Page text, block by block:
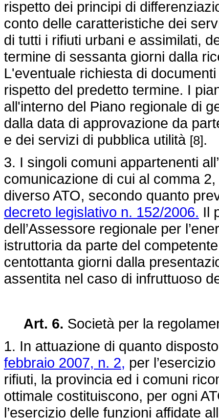
rispetto dei principi di
conto delle caratteristiche dei
di tutti i rifiuti urbani e assimilati,
termine di sessanta giorni dalla
L'eventuale richiesta di
rispetto del predetto termine. I
all'interno del Piano regionale di
dalla data di approvazione da
e dei servizi di pubblica utilità [8].
3. I singoli comuni appartenenti
comunicazione di cui al comma
diverso ATO, secondo quanto
decreto legislativo n. 152/2006. Il
dell’Assessore regionale per
istruttoria da parte del
centottanta giorni dalla
assentita nel caso di infruttuoso
Art. 6. Società per la
1. In attuazione di quanto
febbraio 2007, n. 2, per
rifiuti, la provincia ed i comuni
ottimale costituiscono, per ogni
l’esercizio delle funzioni affidate